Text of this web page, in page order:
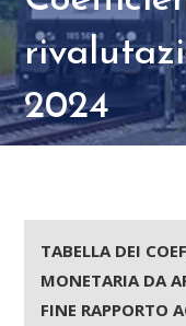
2024
TABELLA DEI
MONETARIA DA
FINE RAPPORTO